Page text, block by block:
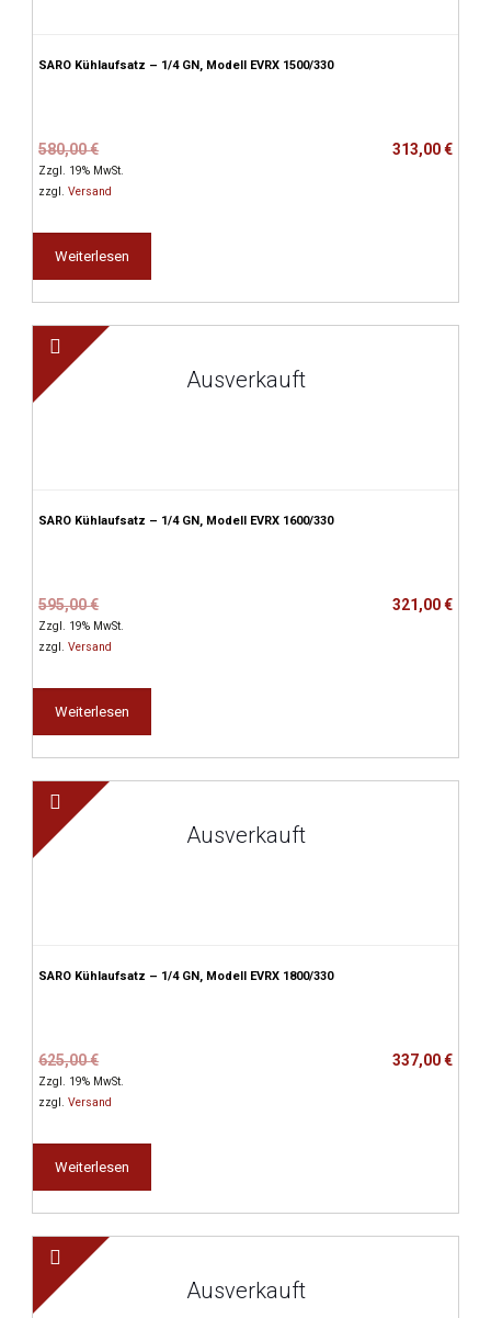
SARO Kühlaufsatz – 1/4 GN, Modell EVRX 1500/330
580,00€Ursprünglicher
Preis
war:
313,00€
Aktueller
Preis
ist:
Zzgl. 19% MwSt.
zzgl.Versand
Weiterlesen
Ausverkauft
SARO Kühlaufsatz – 1/4 GN, Modell EVRX 1600/330
595,00€Ursprünglicher
Preis
war:
321,00€
Aktueller
Preis
ist:
Zzgl. 19% MwSt.
zzgl.Versand
Weiterlesen
Ausverkauft
SARO Kühlaufsatz – 1/4 GN, Modell EVRX 1800/330
625,00€Ursprünglicher
Preis
war:
337,00€
Aktueller
Preis
ist:
Zzgl. 19% MwSt.
zzgl.Versand
Weiterlesen
Ausverkauft